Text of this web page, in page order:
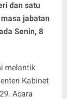
dan satu
jabatan
Senin, 8
melantik
Kabinet
Acara